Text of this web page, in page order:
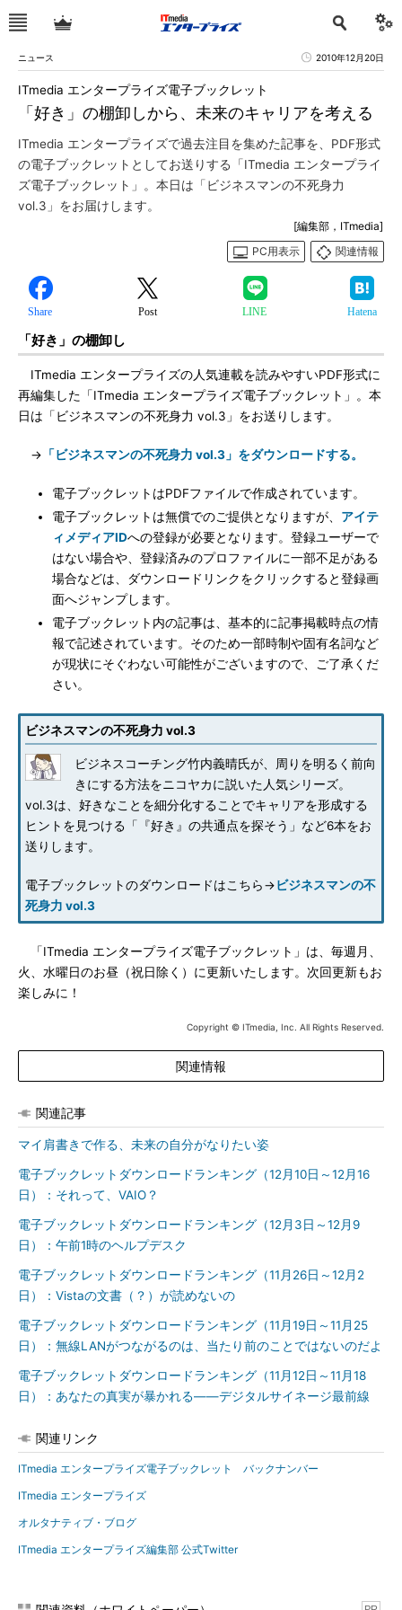
ニュース 2010年12月20日
「好き」の棚卸しから、未来のキャリアを考える
ITmedia エンタープライズ電子ブックレット
ITmedia エンタープライズで過去注目を集めた記事を、PDF形式
の電子ブックレットとしてお送りする「ITmedia エンタープライ
ズ電子ブックレット」。本日は「ビジネスマンの不死身力
vol.3」をお届けします。
[編集部，ITmedia]
PC用表示
関連情報
Share Post LINE Hatena
「好き」の棚卸し
ITmedia エンタープライズの人気連載を読みやすいPDF形式に
再編集した「ITmedia エンタープライズ電子ブックレット」。本
日は「ビジネスマンの不死身力 vol.3」をお送りします。
→ 「ビジネスマンの不死身力 vol.3」をダウンロードする。
電子ブックレットはPDFファイルで作成されています。
電子ブックレットは無償でのご提供となりますが、 アイテ
ィメディアIDへの登録が必要となります。登録ユーザーで
はない場合や、登録済みのプロファイルに一部不足がある
場合などは、ダウンロードリンクをクリックすると登録画
面へジャンプします。
電子ブックレット内の記事は、基本的に記事掲載時点の情
報で記述されています。そのため一部時制や固有名詞など
が現状にそぐわない可能性がございますので、ご了承くだ
さい。
ビジネスマンの不死身力 vol.3
ビジネスコーチング竹内義晴氏が、周りを明るく前向
きにする方法をニコヤカに説いた人気シリーズ。
vol.3は、好きなことを細分化することでキャリアを形成する
ヒントを見つける「『好き』の共通点を探そう」など6本をお
送りします。
電子ブックレットのダウンロードはこちら→ビジネスマンの不
死身力 vol.3
「ITmedia エンタープライズ電子ブックレット」は、毎週月、
火、水曜日のお昼（祝日除く）に更新いたします。次回更新もお
楽しみに！
Copyright © ITmedia, Inc. All Rights Reserved.
関連情報
関連記事
マイ肩書きで作る、未来の自分がなりたい姿
電子ブックレットダウンロードランキング（12月10日～12月16
日）：それって、VAIO？
電子ブックレットダウンロードランキング（12月3日～12月9
日）：午前1時のヘルプデスク
電子ブックレットダウンロードランキング（11月26日～12月2
日）：Vistaの文書（？）が読めないの
電子ブックレットダウンロードランキング（11月19日～11月25
日）：無線LANがつながるのは、当たり前のことではないのだよ
電子ブックレットダウンロードランキング（11月12日～11月18
日）：あなたの真実が暴かれる――デジタルサイネージ最前線
関連リンク
ITmedia エンタープライズ電子ブックレット バックナンバー
ITmedia エンタープライズ
オルタナティブ・ブログ
ITmedia エンタープライズ編集部 公式Twitter